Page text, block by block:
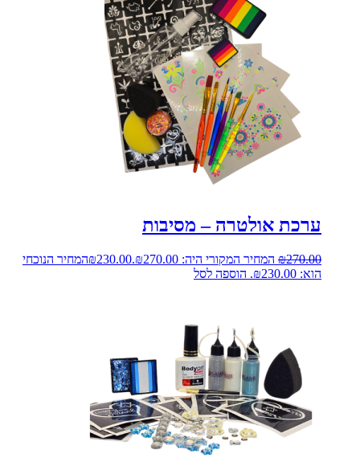
ערכת אולטרה – מסיבות
₪270.00 המחיר המקורי היה: ₪270.00. ₪230.00 המחיר הנוכחי
הוא: ₪230.00.
הוספה לסל